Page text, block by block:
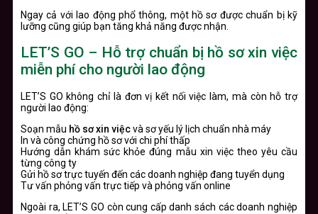
Ngay cả với lao động phổ thông, một hồ sơ được chuẩn bị kỹ
lưỡng cũng giúp bạn tăng khả năng được nhận.
LET’S GO – Hỗ trợ chuẩn bị hồ sơ xin việc
miễn phí cho người lao động
LET’S GO không chỉ là đơn vị kết nối việc làm, mà còn hỗ trợ
người lao động:
Soạn mẫu hồ sơ xin việcvà sơ yếu lý lịch chuẩn nhà máy
In và công chứng hồ sơ với chi phí thấp
Hướng dẫn khám sức khỏe đúng mẫu xin việc theo yêu cầu
từng công ty
Gửi hồ sơ trực tuyến đến các doanh nghiệp đang tuyển dụng
Tư vấn phỏng vấn trực tiếp và phỏng vấn online
Ngoài ra, LET’S GO còn cung cấp danh sách các doanh nghiệp